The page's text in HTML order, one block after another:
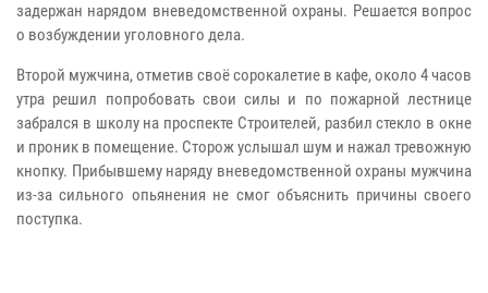
задержан нарядом вневедомственной охраны. Решается вопрос
о возбуждении уголовного дела.
Второй мужчина, отметив своё сорокалетие в кафе, около 4 часов
утра решил попробовать свои силы и по пожарной лестнице
забрался в школу на проспекте Строителей, разбил стекло в окне
и проник в помещение. Сторож услышал шум и нажал тревожную
кнопку. Прибывшему наряду вневедомственной охраны мужчина
из-за сильного опьянения не смог объяснить причины своего
поступка.